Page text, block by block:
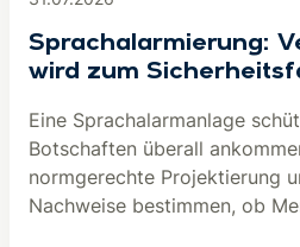
Sprachalarmierung:
wird zum
Eine Sprachalarmanlage
Botschaften überall
normgerechte Projektierung
Nachweise bestimmen, ob